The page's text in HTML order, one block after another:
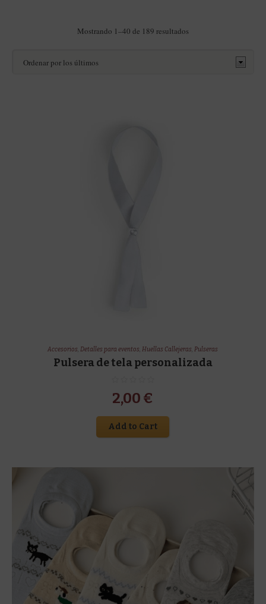
Mostrando 1–40 de 189 resultadosOrdenado
Accesorios,Detalles para eventos,Huellas Callejeras,Pulseras
Pulsera de tela personalizada
2,00 €
Add to Cart